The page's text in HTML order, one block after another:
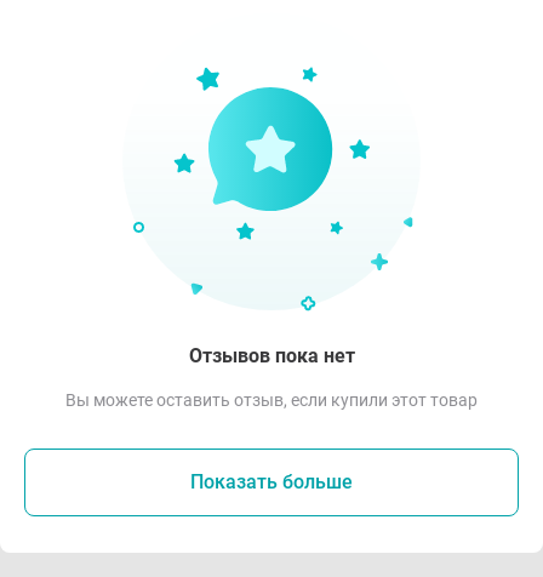
Отзывов пока нет
Вы можете оставить отзыв, если купили этот товар
Показать больше